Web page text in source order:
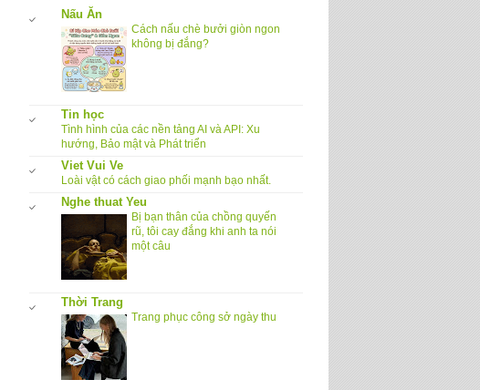
Nấu Ăn
Cách nấu chè bưởi giòn ngon
không bị đắng?
Tin học
Tình hình của các nền tảng AI và API: Xu
hướng, Bảo mật và Phát triển
Viet Vui Ve
Loài vật có cách giao phối mạnh bạo nhất.
Nghe thuat Yeu
Bị bạn thân của chồng quyến
rũ, tôi cay đắng khi anh ta nói
một câu
Thời Trang
Trang phục công sở ngày thu